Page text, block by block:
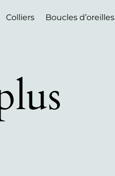
Colliers Boucles d’oreilles